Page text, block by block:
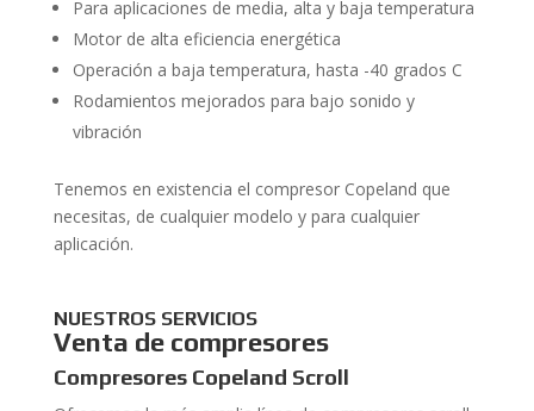
Para aplicaciones de media, alta y baja temperatura
Motor de alta eficiencia energética
Operación a baja temperatura, hasta -40 grados C
Rodamientos mejorados para bajo sonido y
vibración
Tenemos en existencia el compresor Copeland que
necesitas, de cualquier modelo y para cualquier
aplicación.
NUESTROS SERVICIOS
Venta de compresores
Compresores Copeland Scroll